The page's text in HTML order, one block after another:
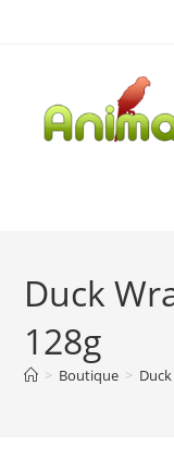
Duck
128g
> Boutique >